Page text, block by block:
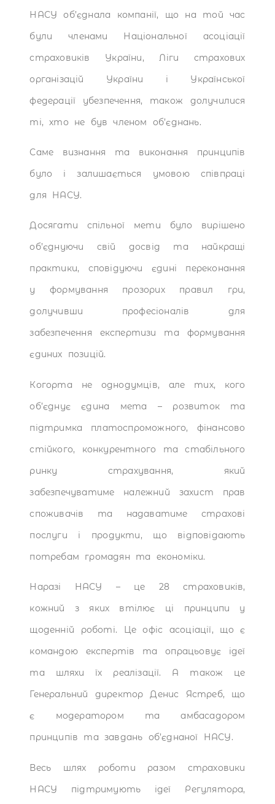
НАСУ об’єднала компанії, що на той час
були членами Національної асоціації
страховиків України, Ліги страхових
організацій України і Української
федерації убезпечення, також долучилися
ті, хто не був членом об’єднань.
Саме визнання та виконання принципів
було і залишається умовою співпраці
для НАСУ.
Досягати спільної мети було вирішено
об’єднуючи свій досвід та найкращі
практики, сповідуючи єдині переконання
у формування прозорих правил гри,
долучивши професіоналів для
забезпечення експертизи та формування
єдиних позицій.
Когорта не однодумців, але тих, кого
об’єднує єдина мета – розвиток та
підтримка платоспроможного, фінансово
стійкого, конкурентного та стабільного
ринку страхування, який
забезпечуватиме належний захист прав
споживачів та надаватиме страхові
послуги і продукти, що відповідають
потребам громадян та економіки.
Наразі НАСУ – це 28 страховиків,
кожний з яких втілює ці принципи у
щоденній роботі. Це офіс асоціації, що є
командою експертів та опрацьовує ідеї
та шляхи їх реалізації. А також це
Генеральний директор Денис Ястреб, що
є модератором та амбасадором
принципів та завдань об’єднаної НАСУ.
Весь шлях роботи разом страховики
НАСУ підтримують ідеї Регулятора,